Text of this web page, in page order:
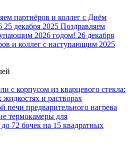
партнёров и коллег с Днём
25 декабря 2025 Поздравляем
2026 годом! 26 декабря
и коллег с наступающим 2025
с корпусом из кварцевого стекла:
и растворах
печи предварительного нагрева
термокамеры для
72 бочек на 15 квадратных